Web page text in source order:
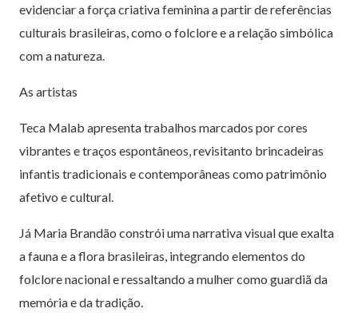
evidenciar a força criativa feminina a partir de referências
culturais brasileiras, como o folclore e a relação simbólica
com a natureza.
As artistas
Teca Malab apresenta trabalhos marcados por cores
vibrantes e traços espontâneos, revisitanto brincadeiras
infantis tradicionais e contemporâneas como patrimônio
afetivo e cultural.
Já Maria Brandão constrói uma narrativa visual que exalta
a fauna e a flora brasileiras, integrando elementos do
folclore nacional e ressaltando a mulher como guardiã da
memória e da tradição.